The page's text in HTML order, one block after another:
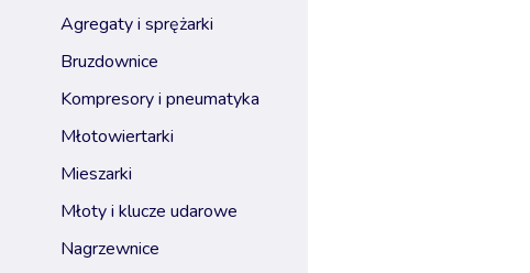
agregaty i sprężarki
bruzdownice
kompresory i pneumatyka
młotowiertarki
mieszarki
młoty i klucze udarowe
nagrzewnice